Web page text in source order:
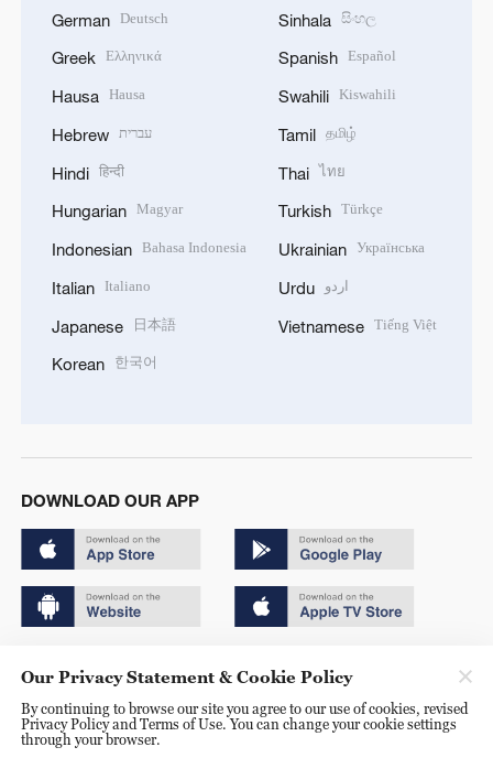
German Deutsch
Greek Ελληνικά
Hausa Hausa
Hebrew עברית
Hindi हिन्दी
Hungarian Magyar
Indonesian Bahasa Indonesia
Italian Italiano
Japanese 日本語
Korean 한국어
Sinhala සිංහල
Spanish Español
Swahili Kiswahili
Tamil தமிழ்
Thai ไทย
Turkish Türkçe
Ukrainian Українська
Urdu اردو
Vietnamese Tiếng Việt
DOWNLOAD OUR APP
京ICP备20000184号
京公网安备 11010502050052号
Our Privacy Statement & Cookie Policy
By continuing to browse our site you agree to our use of cookies, revised
Privacy Policy and Terms of Use. You can change your cookie settings
through your browser.